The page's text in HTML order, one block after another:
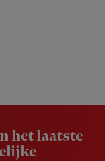
het laatste